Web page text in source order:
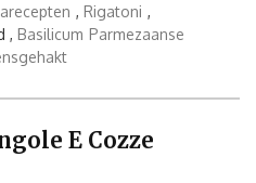
, Rigatoni ,
, Basilicum Parmezaanse
E Cozze